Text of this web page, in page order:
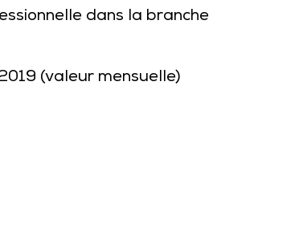
dans la branche
(valeur mensuelle)